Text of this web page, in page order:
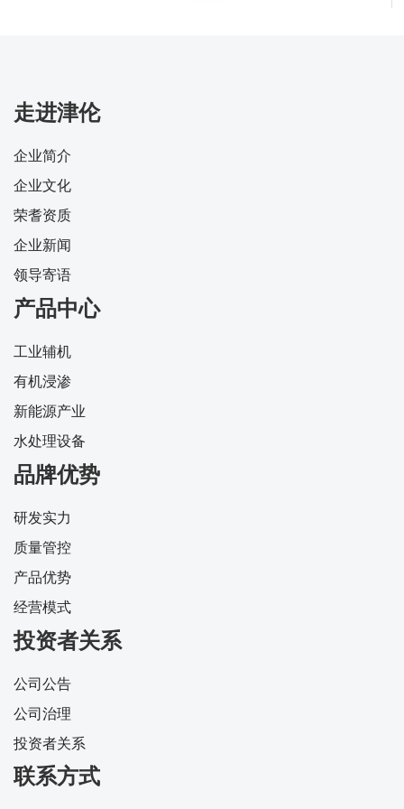
走进津伦
企业简介
企业文化
荣耆资质
企业新闻
领导寄语
产品中心
工业辅机
有机浸渗
新能源产业
水处理设备
品牌优势
研发实力
质量管控
产品优势
经营模式
投资者关系
公司公告
公司治理
投资者关系
联系方式